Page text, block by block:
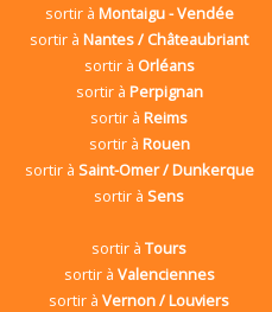
sortir à Montaigu - Vendée
sortir àNantes / Châteaubriant
sortir à Orléans
sortir à Perpignan
sortir àReims
sortir à Rouen
sortir à Saint-Omer / Dunkerque
sortir àSens
sortir àTours
sortir à Valenciennes
sortir àVernon / Louviers